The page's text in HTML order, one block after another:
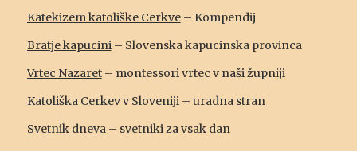
Katekizem katoliške Cerkve– Kompendij
Bratje kapucini– Slovenska kapucinska provinca
Vrtec Nazaret– montessori vrtec v naši župniji
Katoliška Cerkev v Sloveniji– uradna stran
Svetnik dneva– svetniki za vsak dan